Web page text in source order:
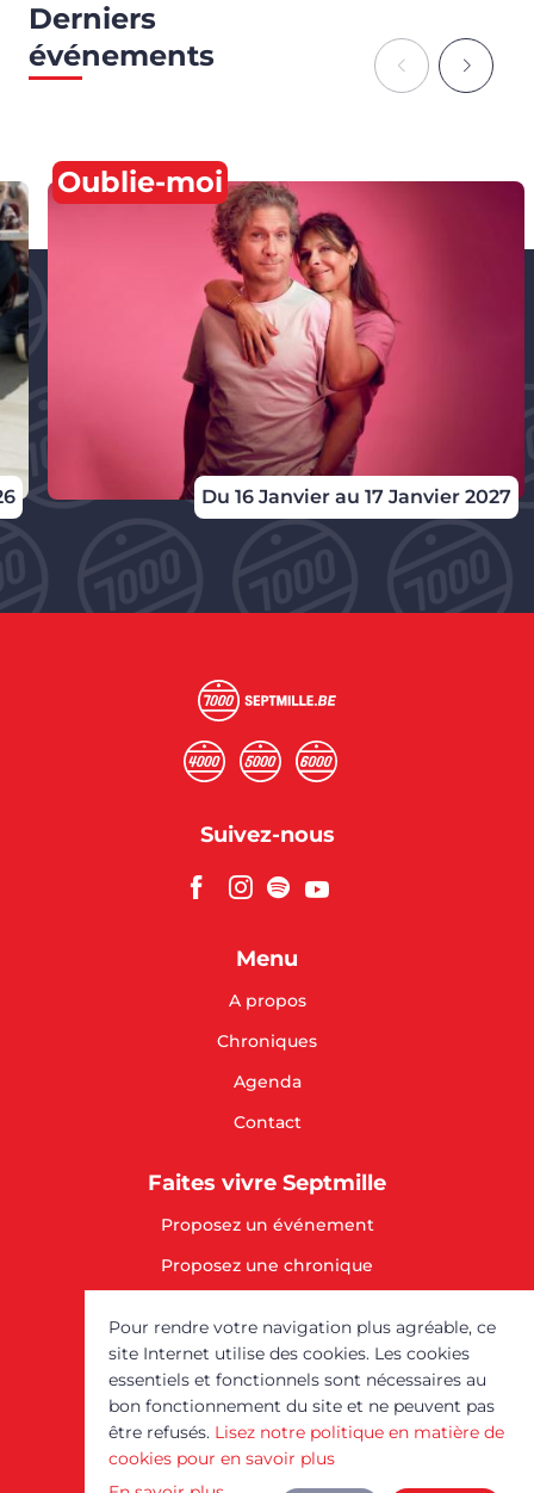
Derniers
événements
Du 16 Janvier au 17 Janvier 2027
Oublie-moi
Suivez-nous
Menu
A propos
Chroniques
Agenda
Contact
Faites vivre Septmille
Proposez un événement
Proposez une chronique
SOUTENEZ-NOUS
Mentions légales
Septmille est un service
du
Pour rendre votre navigation plus agréable, ce
site Internet utilise des cookies. Les cookies
essentiels et fonctionnels sont nécessaires au
bon fonctionnement du site et ne peuvent pas
être refusés. Lisez notre politique en matière de
cookies pour en savoir plus